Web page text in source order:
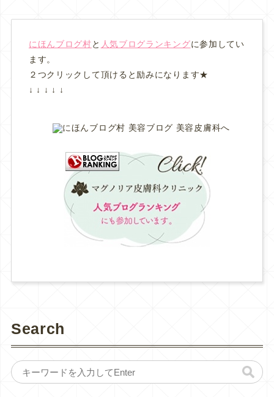
にほんブログ村と 人気ブログランキングに参加してい
ます。
２つクリックして頂けると励みになります★
↓ ↓ ↓ ↓ ↓
Search